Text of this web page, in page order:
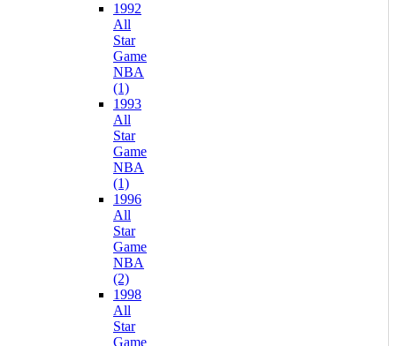
1992
All
Star
Game
NBA
(1)
1993
All
Star
Game
NBA
(1)
1996
All
Star
Game
NBA
(2)
1998
All
Star
Game